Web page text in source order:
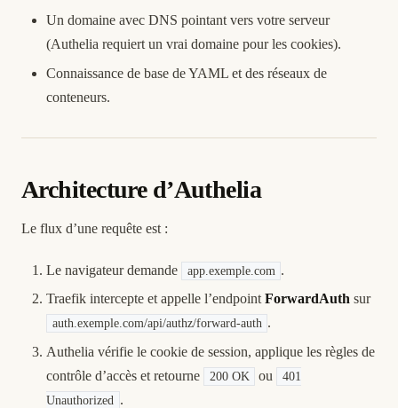
Un domaine avec DNS pointant vers votre serveur
(Authelia requiert un vrai domaine pour les cookies).
Connaissance de base de YAML et des réseaux de
conteneurs.
Architecture d’Authelia
Le flux d’une requête est :
Le navigateur demande app.exemple.com .
Traefik intercepte et appelle l’endpoint ForwardAuth sur
auth.exemple.com/api/authz/forward-auth .
Authelia vérifie le cookie de session, applique les règles de
contrôle d’accès et retourne
200 OK ou
401
Unauthorized
.